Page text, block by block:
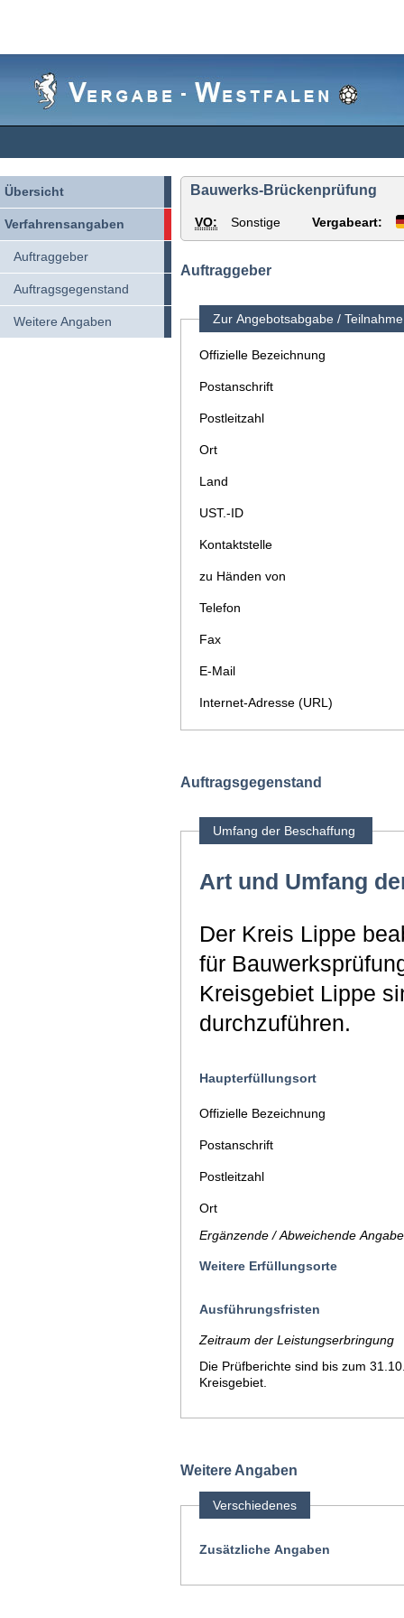
Übersicht
Verfahrensangaben
Auftraggeber
Auftragsgegenstand
Weitere Angaben
Bauwerks-Brückenprüfung
VO: Sonstige Vergabeart:
Auftraggeber
Zur Angebotsabgabe /
Offizielle Bezeichnung
Postanschrift
Postleitzahl
Ort
Land
UST.-ID
Kontaktstelle
zu Händen von
Telefon
Fax
E-Mail
Internet-Adresse (URL)
Auftragsgegenstand
Umfang der Beschaffung
Art und Umfang
Der Kreis Lippe
für
Kreisgebiet Lippe
durchzuführen.
Haupterfüllungsort
Offizielle Bezeichnung
Postanschrift
Postleitzahl
Ort
Ergänzende / Abweichende
Weitere Erfüllungsorte
Ausführungsfristen
Zeitraum der Leistungserbringung
Die Prüfberichte sind bis zum
Kreisgebiet.
Weitere Angaben
Verschiedenes
Zusätzliche Angaben